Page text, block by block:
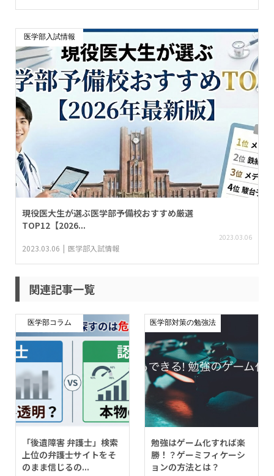
医学部入試情報
現役医大生が選ぶ医学部予備校おすすめ厳選
TOP12【2026...
2023.03.06
2023.03.06 医学部入試情報
関連記事一覧
医学部コラム
「後遺障害 弁護士」検索
上位の弁護士サイトをそ
のまま信じるの...
医学部対策の勉強法
勉強はゲーム化すれば楽
勝！？ゲーミフィケーシ
ョンの方法とは？